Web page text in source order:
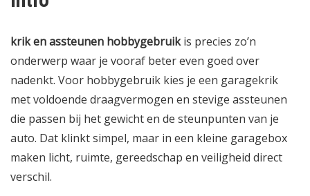
krik en assteunen hobbygebruikis precies zo’n
onderwerp waar je vooraf beter even goed over
nadenkt. Voor hobbygebruik kies je een garagekrik
met voldoende draagvermogen en stevige assteunen
die passen bij het gewicht en de steunpunten van je
auto. Dat klinkt simpel, maar in een kleine garagebox
maken licht, ruimte, gereedschap en veiligheid direct
verschil.